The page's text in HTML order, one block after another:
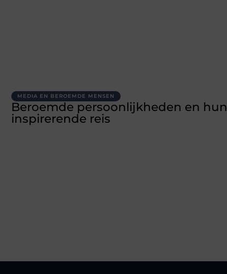
MEDIA EN BEROEMDE MENSEN
Beroemde persoonlijkheden en hun
inspirerende reis